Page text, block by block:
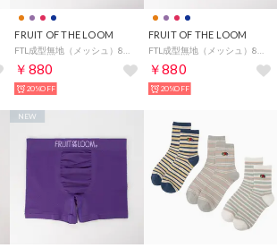
FRUIT OF THE LOOM
￥880
20%OFF
FRUIT OF THE LOOM
￥880
20%OFF
NEW